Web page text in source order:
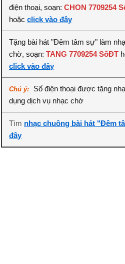
điện thoại, soạn:CHON 7709254
hoặcclick vào đây
Tặng bài hát "Đêm tâm sự" làm
chờ, soạn:TANG 7709254 SốĐT
click vào đây
Chú ý:
Số điện thoại được tặng
dụng dịch vụ nhạc chờ
Tìm nhạc chuông bài hát "Đêm
đây